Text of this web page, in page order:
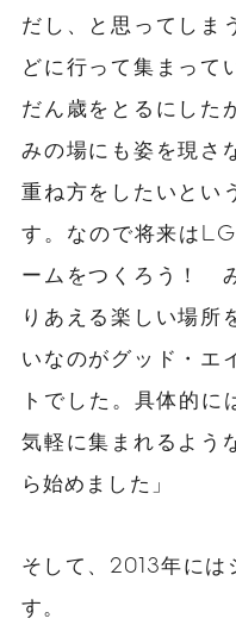
だし、と思ってしま
どに行って集まって
だん歳をとるにした
みの場にも姿を現さ
重ね方をしたいとい
す。なので将来は
ームをつくろう！
りあえる楽しい場所
いなのがグッド・エ
トでした。具体的
気軽に集まれるよう
ら始めました」
そして、2013年には
す。